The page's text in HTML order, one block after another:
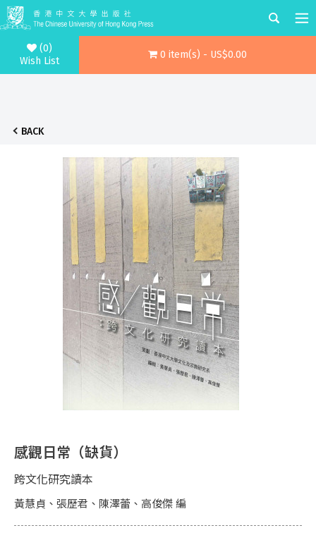
(0)
Wish List
0 item(s) - US$0.00
BACK
感觀日常（缺貨）
跨文化研究讀本
黃慧貞、張歷君、陳澤蕾、高俊傑 編